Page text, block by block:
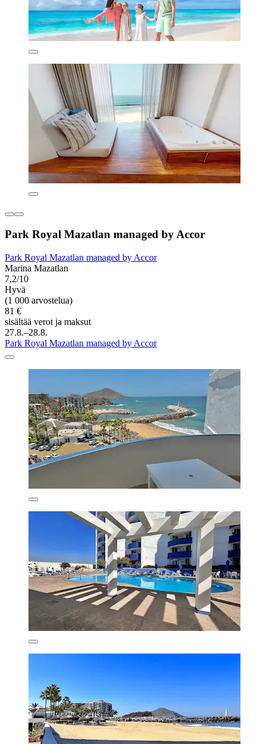
Park Royal Mazatlan managed by Accor
Park Royal Mazatlan managed by Accor
Marina Mazatlan
7,2/10
Hyvä
(1 000 arvostelua)
81 €
sisältää verot ja maksut
27.8.–28.8.
Park Royal Mazatlan managed by Accor